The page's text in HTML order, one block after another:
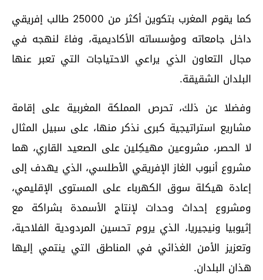
كما يقوم المغرب بتكوين أكثر من 25000 طالب إفريقي
داخل جامعاته ومؤسساته الأكاديمية، وفاءً لنهجه في
مجال التعاون الذي يراعي الاحتياجات التي تعبر عنها
البلدان الشقيقة.
وفضلا عن ذلك، تحرص المملكة المغربية على إقامة
مشاريع استراتيجية كبرى نذكر منها، على سبيل المثال
لا الحصر، مشروعين مهيكِلين على الصعيد القاري، هما
مشروع أنبوب الغاز الإفريقي الأطلسي، الذي يهدف إلى
إعادة هيكلة سوق الكهرباء على المستوى الإقليمي،
ومشروع إحداث وحدات لإنتاج الأسمدة بشراكة مع
إثيوبيا ونيجيريا، الذي يروم تحسين المردودية الفلاحية،
وتعزيز الأمن الغذائي في المناطق التي ينتمي إليها
هذان البلدان.